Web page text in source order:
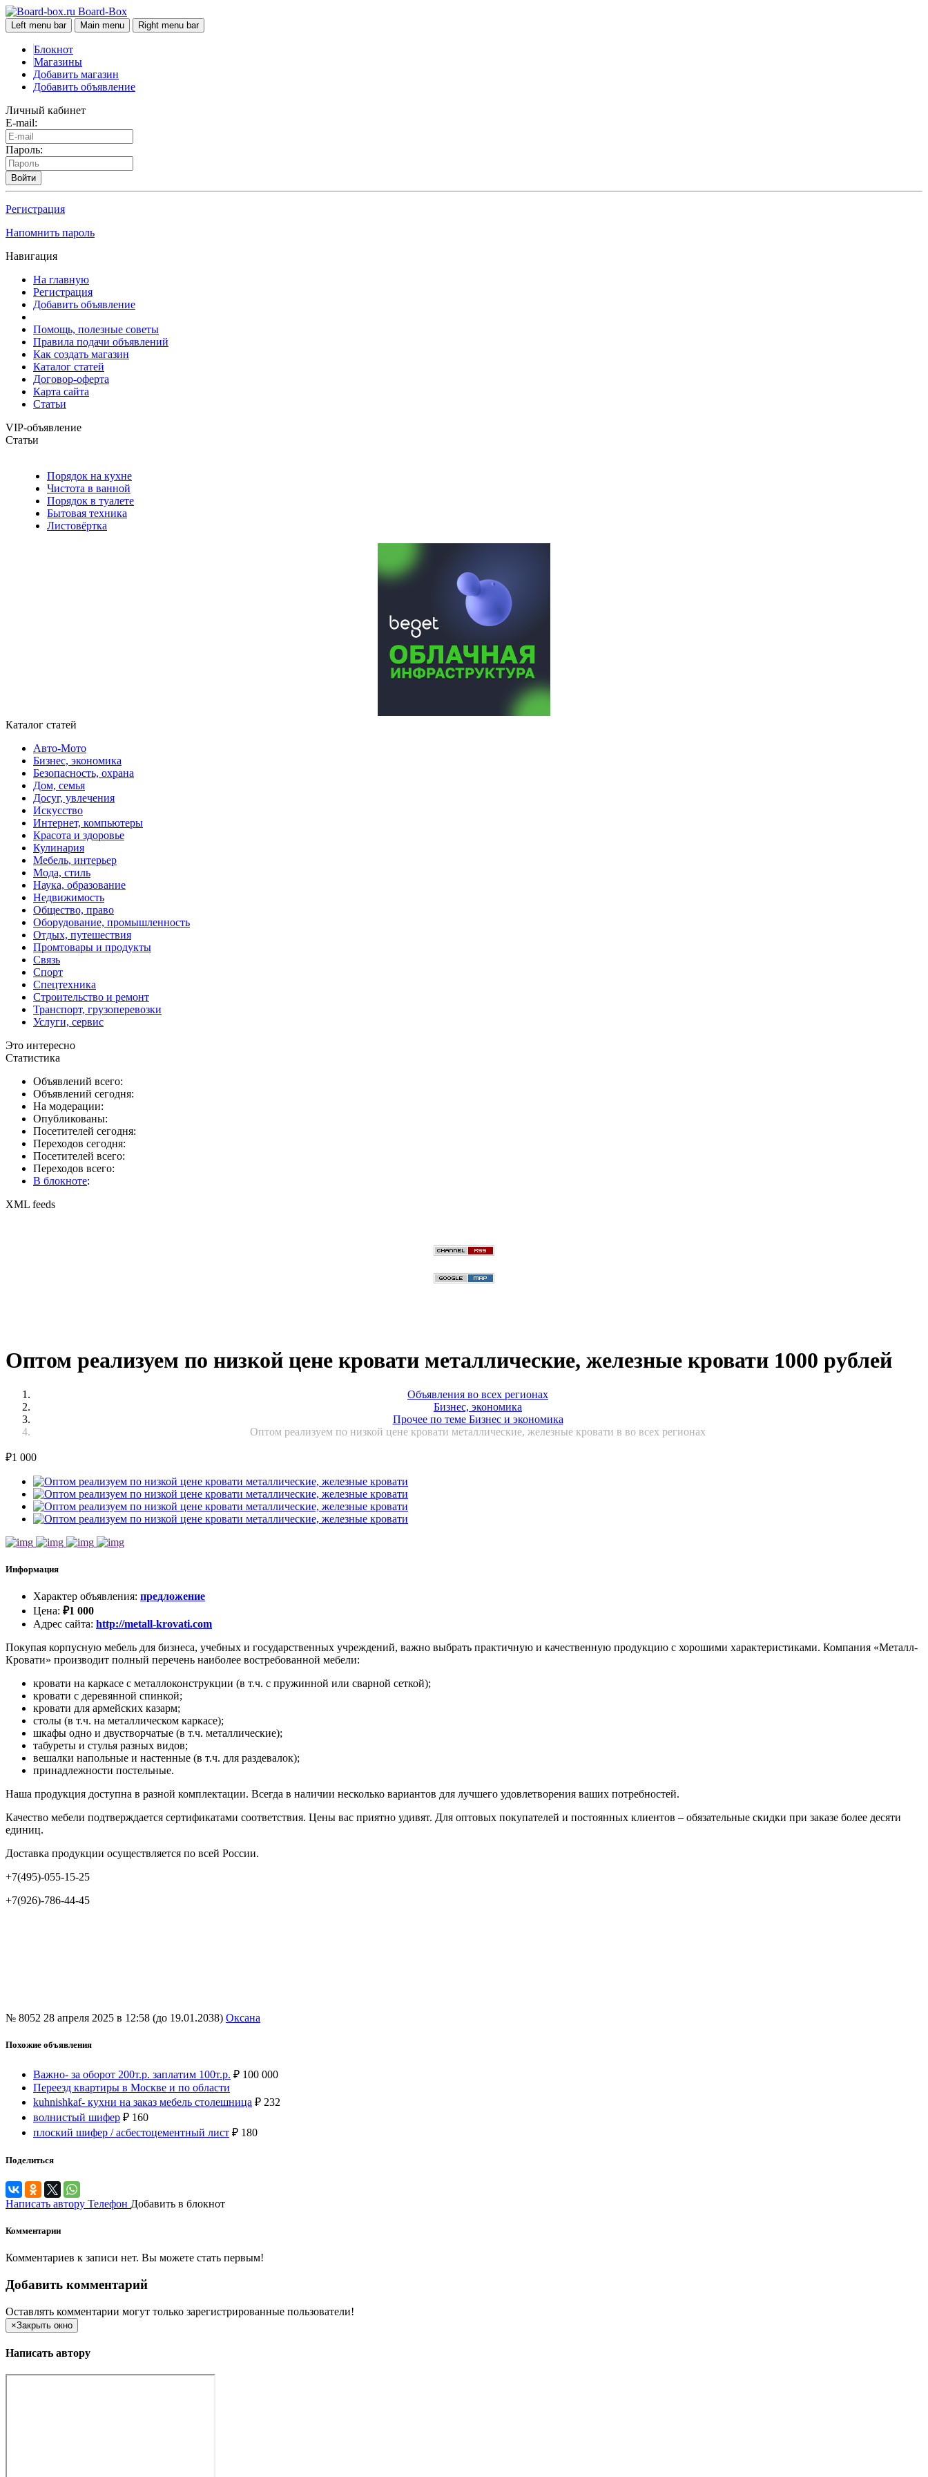
Board-Box
Left menu bar Main menu Right menu bar
Блокнот
Магазины
Добавить магазин
Добавить объявление
Личный кабинет
E-mail:
Пароль:
Войти
Регистрация
Напомнить пароль
Навигация
На главную
Регистрация
Добавить объявление
Помощь, полезные советы
Правила подачи объявлений
Как создать магазин
Каталог статей
Договор-оферта
Карта сайта
Статьи
VIP-объявление
Статьи
Порядок на кухне
Чистота в ванной
Порядок в туалете
Бытовая техника
Листовёртка
Каталог статей
Авто-Мото
Бизнес, экономика
Безопасность, охрана
Дом, семья
Досуг, увлечения
Искусство
Интернет, компьютеры
Красота и здоровье
Кулинария
Мебель, интерьер
Мода, стиль
Наука, образование
Недвижимость
Общество, право
Оборудование, промышленность
Отдых, путешествия
Промтовары и продукты
Связь
Спорт
Спецтехника
Строительство и ремонт
Транспорт, грузоперевозки
Услуги, сервис
Это интересно
Статистика
Объявлений всего:
Объявлений сегодня:
На модерации:
Опубликованы:
Посетителей сегодня:
Переходов сегодня:
Посетителей всего:
Переходов всего:
В блокноте:
XML feeds
Оптом реализуем по низкой цене кровати металлические, железные кровати 1000 рублей
Объявления во всех регионах
Бизнес, экономика
Прочее по теме Бизнес и экономика
Оптом реализуем по низкой цене кровати металлические, железные кровати в во всех регионах
₽1 000
Информация
Характер объявления: предложение
Цена: ₽1 000
Адрес сайта: http://metall-krovati.com
Покупая корпусную мебель для бизнеса, учебных и государственных учреждений, важно выбрать практичную и качественную продукцию с хорошими характеристиками. Компания «Металл-
Кровати» производит полный перечень наиболее востребованной мебели:
кровати на каркасе с металлоконструкции (в т.ч. с пружинной или сварной сеткой);
кровати с деревянной спинкой;
кровати для армейских казарм;
столы (в т.ч. на металлическом каркасе);
шкафы одно и двустворчатые (в т.ч. металлические);
табуреты и стулья разных видов;
вешалки напольные и настенные (в т.ч. для раздевалок);
принадлежности постельные.
Наша продукция доступна в разной комплектации. Всегда в наличии несколько вариантов для лучшего удовлетворения ваших потребностей.
Качество мебели подтверждается сертификатами соответствия. Цены вас приятно удивят. Для оптовых покупателей и постоянных клиентов – обязательные скидки при заказе более десяти
единиц.
Доставка продукции осуществляется по всей России.
+7(495)-055-15-25
+7(926)-786-44-45
№ 8052 28 апреля 2025 в 12:58 (до 19.01.2038) Оксана
Похожие объявления
Важно- за оборот 200т.р. заплатим 100т.р. ₽ 100 000
Переезд квартиры в Москве и по области
kuhnishkaf- кухни на заказ мебель столешница ₽ 232
волнистый шифер ₽ 160
плоский шифер / асбестоцементный лист ₽ 180
Поделиться
Написать автору Телефон Добавить в блокнот
Комментарии
Комментариев к записи нет. Вы можете стать первым!
Добавить комментарий
Оставлять комментарии могут только зарегистрированные пользователи!
×Закрыть окно
Написать автору